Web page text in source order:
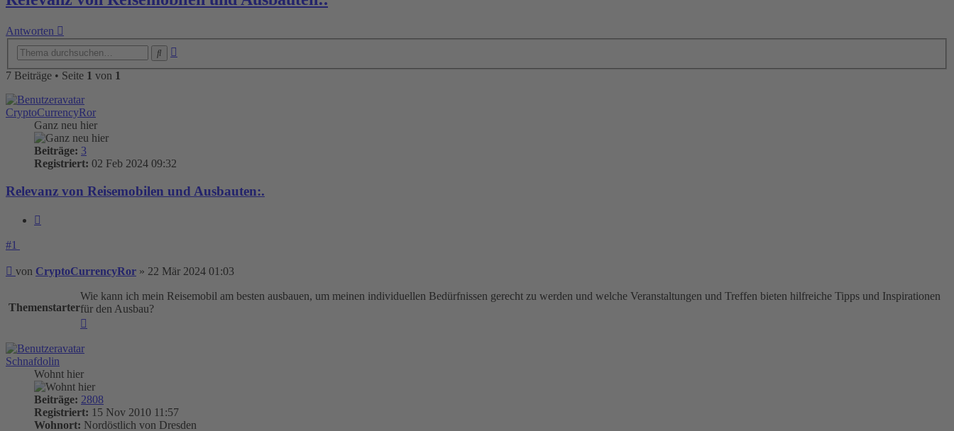
Antworten
7 Beiträge • Seite 1 von 1
CryptoCurrencyRor
Ganz neu hier
Beiträge: 3
Registriert: 02 Feb 2024 09:32
Relevanz von Reisemobilen und Ausbauten:.
#1
Beitrag
von CryptoCurrencyRor » 22 Mär 2024 01:03
Themenstarter
Wie kann ich mein Reisemobil am besten ausbauen, um meinen individuellen Bedürfnissen gerecht zu werden und welche Veranstaltungen und Treffen bieten hilfreiche Tipps und Inspirationen
für den Ausbau?
Schnafdolin
Wohnt hier
Beiträge: 2808
Registriert: 15 Nov 2010 11:57
Wohnort: Nordöstlich von Dresden